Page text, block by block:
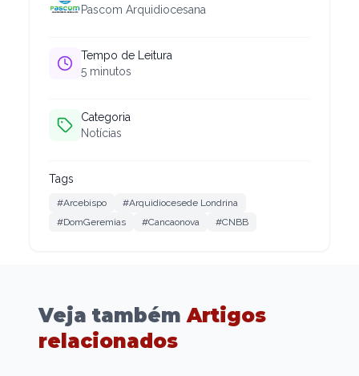
Pascom Arquidiocesana
Tempo de Leitura
5 minutos
Categoria
Notícias
Tags
#Arcebispo
#Arquidiocesede Londrina
#DomGeremias
#Cancaonova #CNBB
Veja tambémArtigos
relacionados